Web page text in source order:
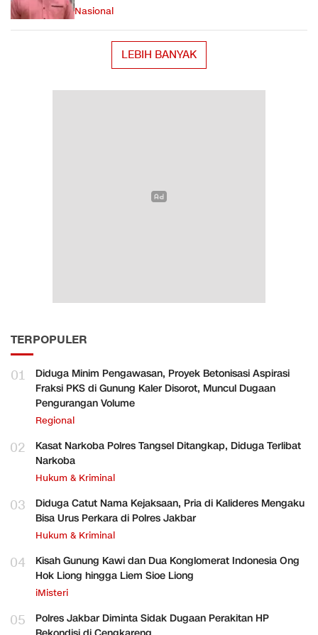
Nasional
LEBIH BANYAK
TERPOPULER
01
Diduga Minim Pengawasan, Proyek Betonisasi Aspirasi
Fraksi PKS di Gunung Kaler Disorot, Muncul Dugaan
Pengurangan Volume
Regional
02
Kasat Narkoba Polres Tangsel Ditangkap, Diduga Terlibat
Narkoba
Hukum & Kriminal
03
Diduga Catut Nama Kejaksaan, Pria di Kalideres Mengaku
Bisa Urus Perkara di Polres Jakbar
Hukum & Kriminal
04
Kisah Gunung Kawi dan Dua Konglomerat Indonesia Ong
Hok Liong hingga Liem Sioe Liong
iMisteri
05
Polres Jakbar Diminta Sidak Dugaan Perakitan HP